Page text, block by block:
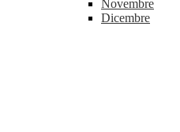
Novembre
Dicembre